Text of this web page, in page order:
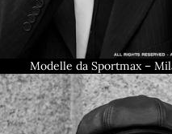
Modelle da Sportmax –